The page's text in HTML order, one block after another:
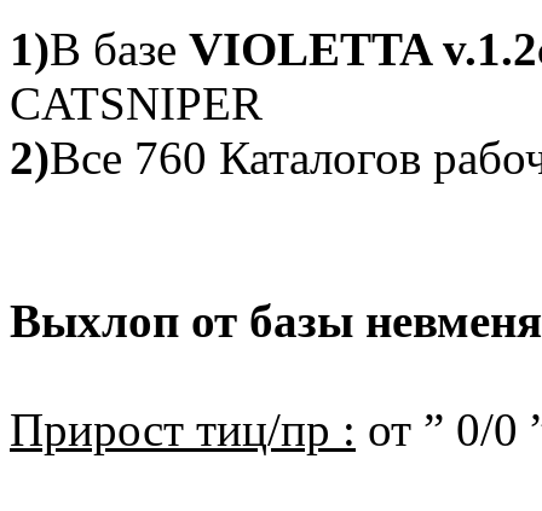
1)В базе VIOLETTA
CATSNIPER
2)Все 760 Каталогов
Выхлоп от базы
Прирост тиц/пр : от ” 0/0